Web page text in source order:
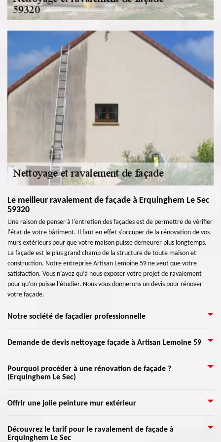
Le meilleur ravalement de façade à Erquinghem Le Sec
59320
Une raison de penser à l'entretien des façades est de permettre de vérifier
l'état de votre bâtiment. Il faut en effet s’occuper de la rénovation de vos
murs extérieurs pour que votre maison puisse demeurer plus longtemps.
La façade est le plus grand champ de la structure de toute maison et
construction. Notre entreprise Artisan Lemoine 59 ne veut que votre
satisfaction. Vous n’avez qu’à nous exposer votre projet de ravalement
pour qu’on puisse l’étudier. Nous vous donnerons un devis pour rénover
votre façade.
Notre société de façadier professionnelle
Si vous recherchez une entreprise crédible qui prend en charge les travaux
indispensables pour votre façade. Qu’il faut faire une peinture de façade,
une application d’enduit, une réparation, ou un nettoyage, elle est capable
prendre un rendez-vous pour qu’on puise discuter sans difficulté de votre
Demande de devis nettoyage façade à Artisan Lemoine 59
Après une vérification avant le nettoyage des façades, notez que le lavage
sous pression est une solution garantie et non nuisible pour nettoyer les
au nettoyage de façade : maintenir l’esthétique et la résistance du
bâtiment. Au fil du temps, la pollution peut détruire les murs de votre
malpropretés extérieures. À chaque projet exposé, vous aurez un devis
gratuit.
Pourquoi procéder à une rénovation de façade ?
(Erquinghem Le Sec)
Artisan Lemoine 59 vous accompagnera dans toutes les étapes de votre
dommages et leurs sources, jusqu’à la réalisation de votre projet. Que ce
Offrir une jolie peinture mur extérieur
Vous pouvez nous appeler pour peindre vos murs extérieurs. Nos artisans
spécialisés peuvent donner un air de fraicheur à vos murs avec une
Découvrez le tarif pour le ravalement de façade à
Erquinghem Le Sec